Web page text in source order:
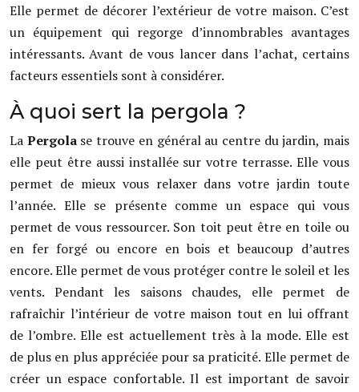
Elle permet de décorer l’extérieur de votre maison. C’est
un équipement qui regorge d’innombrables avantages
intéressants. Avant de vous lancer dans l’achat, certains
facteurs essentiels sont à considérer.
À quoi sert la pergola ?
La Pergolase trouve en général au centre du jardin, mais
elle peut être aussi installée sur votre terrasse. Elle vous
permet de mieux vous relaxer dans votre jardin toute
l’année. Elle se présente comme un espace qui vous
permet de vous ressourcer. Son toit peut être en toile ou
en fer forgé ou encore en bois et beaucoup d’autres
encore. Elle permet de vous protéger contre le soleil et les
vents. Pendant les saisons chaudes, elle permet de
rafraîchir l’intérieur de votre maison tout en lui offrant
de l’ombre. Elle est actuellement très à la mode. Elle est
de plus en plus appréciée pour sa praticité. Elle permet de
créer un espace confortable. Il est important de savoir